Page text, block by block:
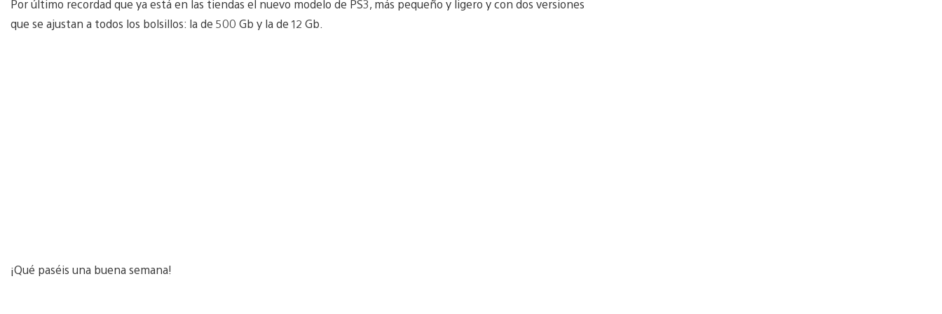
Por último recordad que ya está en las tiendas el nuevo modelo de PS3, más pequeño y ligero y con dos versiones
que se ajustan a todos los bolsillos: la de 500 Gb y la de 12 Gb.
¡Qué paséis una buena semana!